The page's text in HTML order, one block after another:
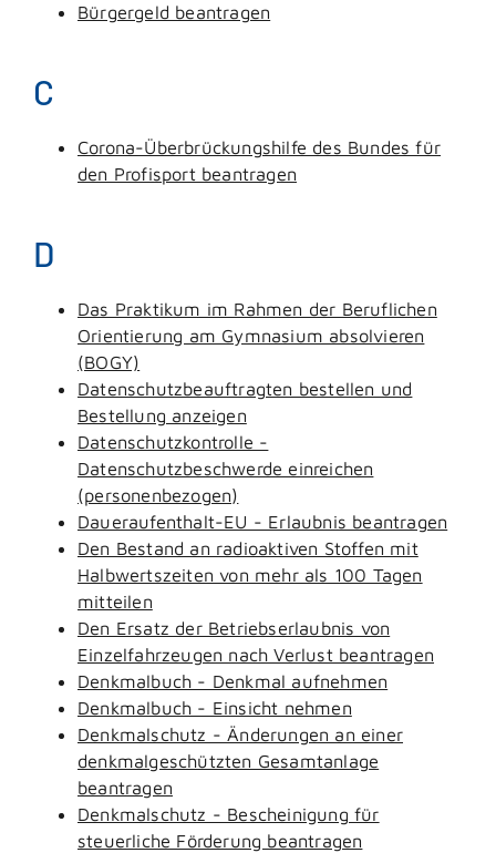
Bürgergeld beantragen
C
Corona-Überbrückungshilfe des Bundes für
den Profisport beantragen
D
Das Praktikum im Rahmen der Beruflichen
Orientierung am Gymnasium absolvieren
(BOGY)
Datenschutzbeauftragten bestellen und
Bestellung anzeigen
Datenschutzkontrolle -
Datenschutzbeschwerde einreichen
(personenbezogen)
Daueraufenthalt-EU - Erlaubnis beantragen
Den Bestand an radioaktiven Stoffen mit
Halbwertszeiten von mehr als 100 Tagen
mitteilen
Den Ersatz der Betriebserlaubnis von
Einzelfahrzeugen nach Verlust beantragen
Denkmalbuch - Denkmal aufnehmen
Denkmalbuch - Einsicht nehmen
Denkmalschutz - Änderungen an einer
denkmalgeschützten Gesamtanlage
beantragen
Denkmalschutz - Bescheinigung für
steuerliche Förderung beantragen